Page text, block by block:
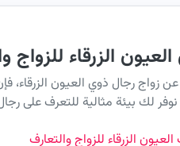
الزرقاء للزواج
زواج رجال ذوي العيون الزرقاء،
لك بيئة مثالية للتعرف على
الزرقاء للزواج والتعارف